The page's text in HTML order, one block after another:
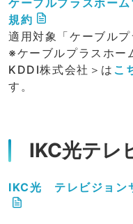
ケーブルプラスホー
規約
適用対象「ケーブルプ
※ケーブルプラスホー
KDDI株式会社＞は こ
す。
IKC光テレ
IKC光 テレビジョン